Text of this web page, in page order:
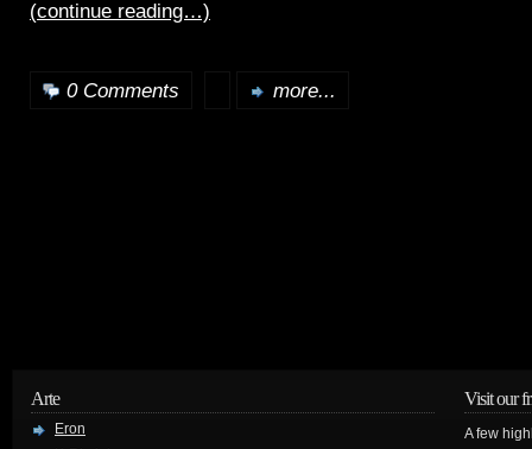
(continue reading…)
0 Comments more...
Arte
Eron
Visit our
A few